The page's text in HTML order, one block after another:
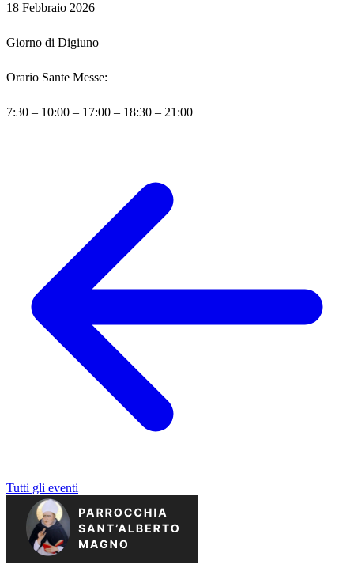
18 Febbraio 2026
Giorno di Digiuno
Orario Sante Messe:
7:30 – 10:00 – 17:00 – 18:30 – 21:00
Tutti gli eventi